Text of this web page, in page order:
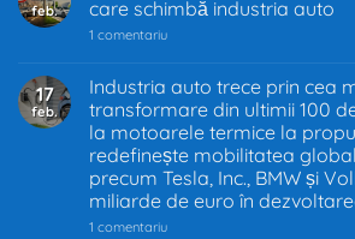
feb.
care schimbă industria auto
1 comentariula
termice
în
UE
–
Decizia
care
schimbă
industria
auto
17
feb.
Industria auto trece prin cea
transformare din ultimii 100
la motoarele termice la
redefinește mobilitatea
precum Tesla, Inc., BMW și
miliarde de euro în
1 comentariula